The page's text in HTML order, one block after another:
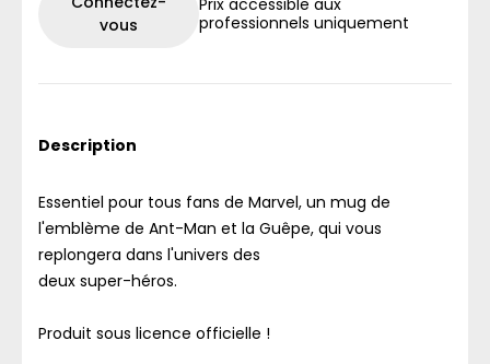
vous
Prix accessible aux
professionnels uniquement
Description
Essentiel pour tous fans de Marvel, un mug de
l'emblème de Ant-Man et la Guêpe, qui vous
replongera dans l'univers des
deux super-héros.
Produit sous licence officielle !